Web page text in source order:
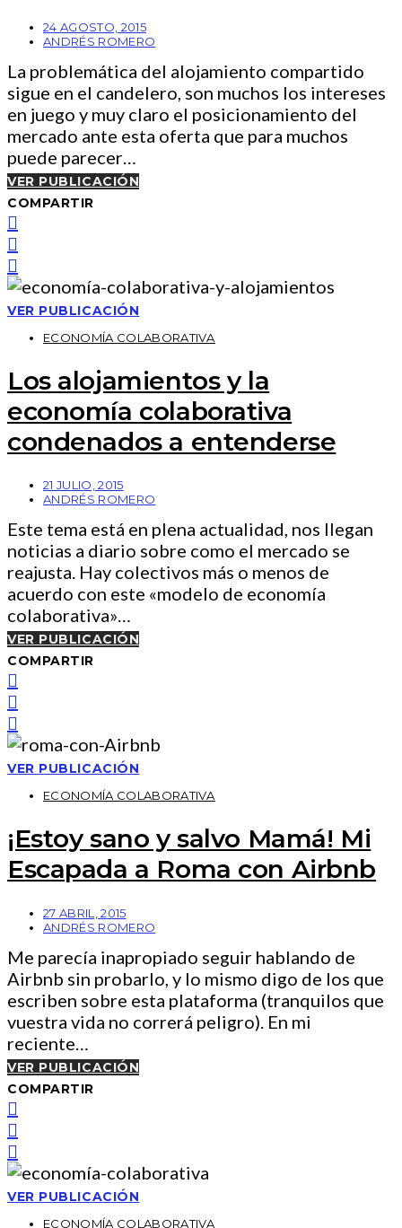
24 AGOSTO, 2015
ANDRÉS ROMERO
La problemática del alojamiento compartido
sigue en el candelero, son muchos los intereses
en juego y muy claro el posicionamiento del
mercado ante esta oferta que para muchos
puede parecer…
VER PUBLICACIÓN
COMPARTIR
VER PUBLICACIÓN
ECONOMÍA COLABORATIVA
Los alojamientos y la
economía colaborativa
condenados a entenderse
21 JULIO, 2015
ANDRÉS ROMERO
Este tema está en plena actualidad, nos llegan
noticias a diario sobre como el mercado se
reajusta. Hay colectivos más o menos de
acuerdo con este «modelo de economía
colaborativa»…
VER PUBLICACIÓN
COMPARTIR
VER PUBLICACIÓN
ECONOMÍA COLABORATIVA
¡Estoy sano y salvo Mamá! Mi
Escapada a Roma con Airbnb
27 ABRIL, 2015
ANDRÉS ROMERO
Me parecía inapropiado seguir hablando de
Airbnb sin probarlo, y lo mismo digo de los que
escriben sobre esta plataforma (tranquilos que
vuestra vida no correrá peligro). En mi
reciente…
VER PUBLICACIÓN
COMPARTIR
VER PUBLICACIÓN
ECONOMÍA COLABORATIVA